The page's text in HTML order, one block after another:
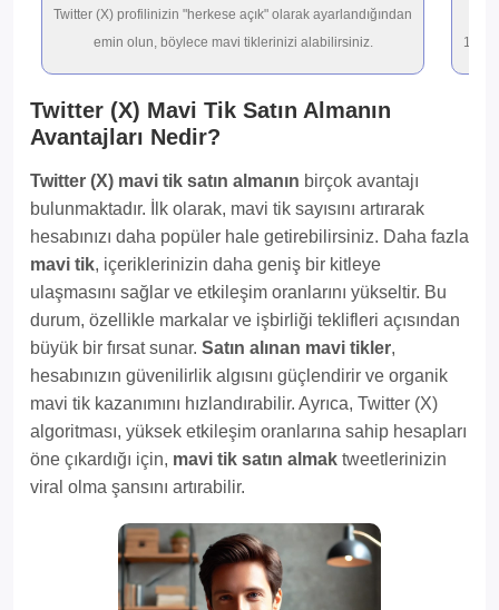
Twitter (X) profilinizin "herkese açık" olarak ayarlandığından
emin olun, böylece mavi tiklerinizi alabilirsiniz.
10-
Twitter (X) Mavi Tik Satın Almanın
Avantajları Nedir?
Twitter (X) mavi tik satın almanın birçok avantajı
bulunmaktadır. İlk olarak, mavi tik sayısını artırarak
hesabınızı daha popüler hale getirebilirsiniz. Daha fazla
mavi tik, içeriklerinizin daha geniş bir kitleye
ulaşmasını sağlar ve etkileşim oranlarını yükseltir. Bu
durum, özellikle markalar ve işbirliği teklifleri açısından
büyük bir fırsat sunar. Satın alınan mavi tikler,
hesabınızın güvenilirlik algısını güçlendirir ve organik
mavi tik kazanımını hızlandırabilir. Ayrıca, Twitter (X)
algoritması, yüksek etkileşim oranlarına sahip hesapları
öne çıkardığı için, mavi tik satın almak tweetlerinizin
viral olma şansını artırabilir.